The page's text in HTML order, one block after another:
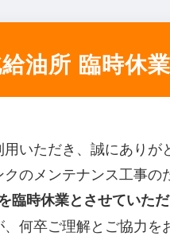
給油所 臨時休
いただき、誠にありが
のメンテナンス工事の
臨時休業とさせていただ
何卒ご理解とご協力を